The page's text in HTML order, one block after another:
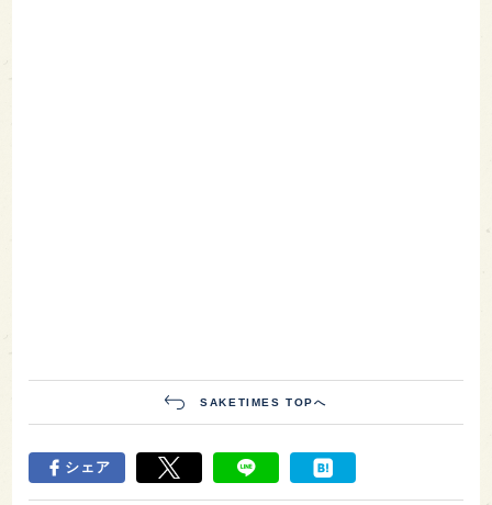
SAKETIMES TOPへ
シェア